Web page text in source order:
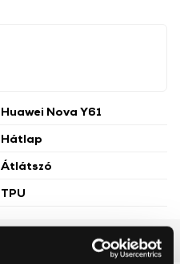
Huawei Nova Y61
Hátlap
Átlátszó
TPU